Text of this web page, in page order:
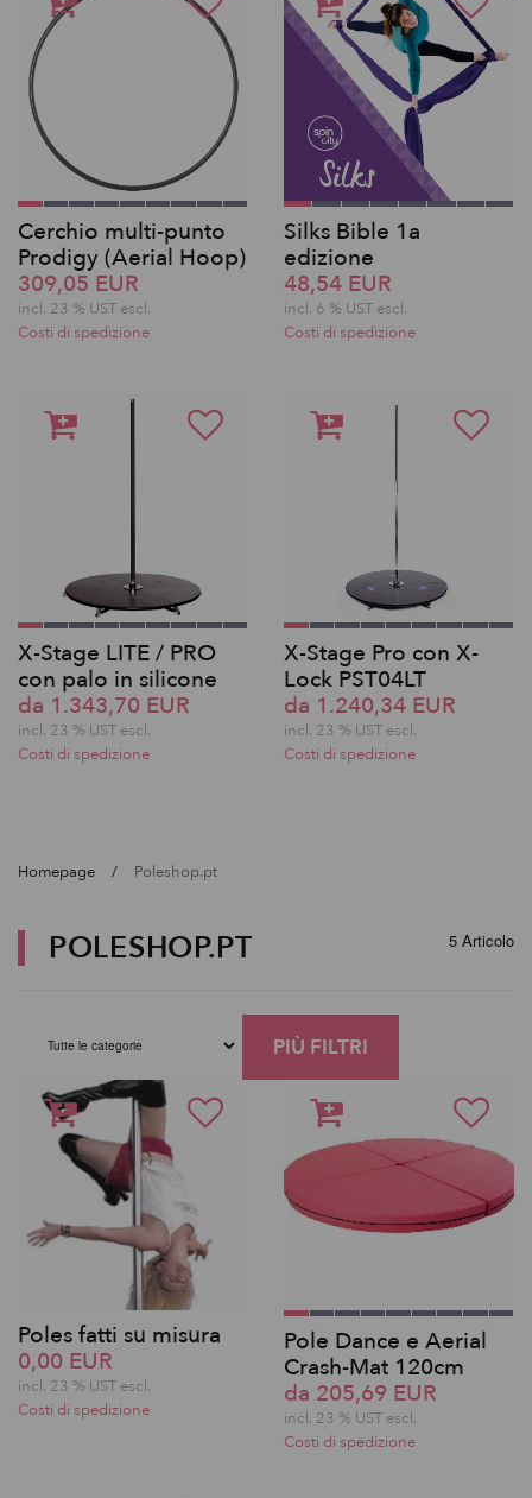
Cerchio multi-punto
Prodigy (Aerial Hoop)
309,05 EUR
incl. 23 % UST escl.
Costi di spedizione
Silks Bible 1a
edizione
48,54 EUR
incl. 6 % UST escl.
Costi di spedizione
X-Stage LITE / PRO
con palo in silicone
da 1.343,70 EUR
incl. 23 % UST escl.
Costi di spedizione
X-Stage Pro con X-
Lock PST04LT
da 1.240,34 EUR
incl. 23 % UST escl.
Costi di spedizione
Homepage Poleshop.pt
POLESHOP.PT 5 Articolo
PIÙ FILTRI
Poles fatti su misura
0,00 EUR
incl. 23 % UST escl.
Costi di spedizione
Pole Dance e Aerial
Crash-Mat 120cm
da 205,69 EUR
incl. 23 % UST escl.
Costi di spedizione